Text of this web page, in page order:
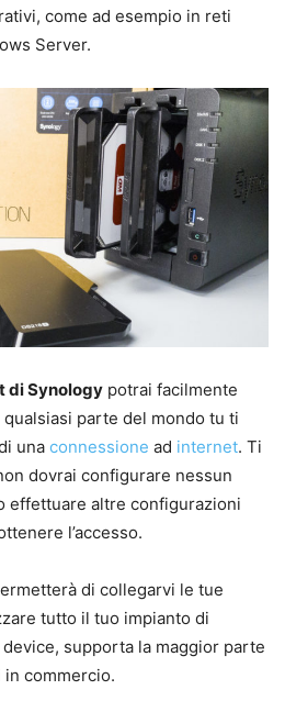
come ad esempio in reti
Server.
di Synology potrai facilmente
parte del mondo tu ti
una connessione ad internet. Ti
dovrai configurare nessun
effettuare altre configurazioni
l’accesso.
di collegarvi le tue
tutto il tuo impianto di
supporta la maggior parte
commercio.